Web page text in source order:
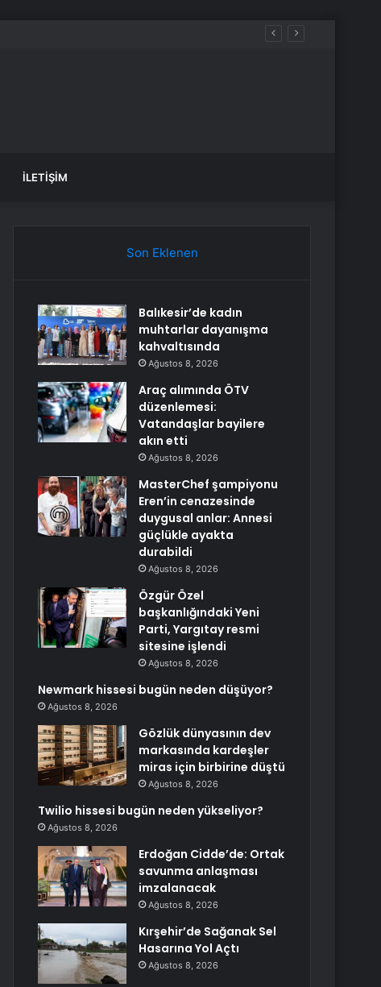
İLETIŞIM
Son Eklenen
Balıkesir’de kadın
muhtarlar dayanışma
kahvaltısında
Ağustos 8, 2026
Araç alımında ÖTV
düzenlemesi:
Vatandaşlar bayilere
akın etti
Ağustos 8, 2026
MasterChef şampiyonu
Eren’in cenazesinde
duygusal anlar: Annesi
güçlükle ayakta
durabildi
Ağustos 8, 2026
Özgür Özel
başkanlığındaki Yeni
Parti, Yargıtay resmi
sitesine işlendi
Ağustos 8, 2026
Newmark hissesi bugün neden düşüyor?
Ağustos 8, 2026
Gözlük dünyasının dev
markasında kardeşler
miras için birbirine düştü
Ağustos 8, 2026
Twilio hissesi bugün neden yükseliyor?
Ağustos 8, 2026
Erdoğan Cidde’de: Ortak
savunma anlaşması
imzalanacak
Ağustos 8, 2026
Kırşehir’de Sağanak Sel
Hasarına Yol Açtı
Ağustos 8, 2026